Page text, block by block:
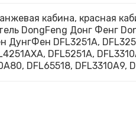
кабина, красная
DongFeng Донг Фенг
DFL3251A,
DFL5251A,
DFL65518, DFL3310A9,